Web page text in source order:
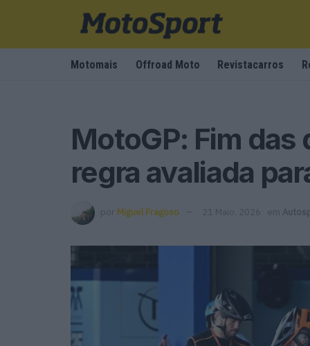
Motomais Offroad Moto Revistacarros
MotoGP: Fim das
regra avaliada
por Miguel Fragoso 21 Maio, 2026 em